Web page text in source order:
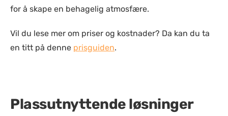
for å skape en behagelig atmosfære.
Vil du lese mer om priser og kostnader? Da kan du ta
en titt på denne prisguiden.
Plassutnyttende løsninger